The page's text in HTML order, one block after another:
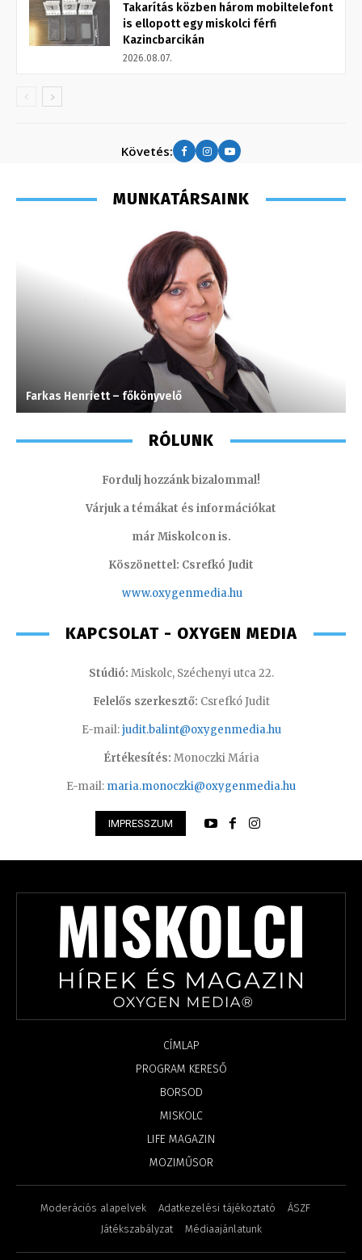
Takarítás közben három mobiltelefont
is ellopott egy miskolci férfi
Kazincbarcikán
2026.08.07.
Követés:
MUNKATÁRSAINK
Farkas Henriett – főkönyvelő
RÓLUNK
Fordulj hozzánk bizalommal!
Várjuk a témákat és információkat
már Miskolcon is.
Köszönettel: Csrefkó Judit
www.oxygenmedia.hu
KAPCSOLAT - OXYGEN MEDIA
Stúdió: Miskolc, Széchenyi utca 22.
Felelős szerkesztő: Csrefkó Judit
E-mail:judit.balint@oxygenmedia.hu
Értékesítés: Monoczki Mária
E-mail: maria.monoczki@oxygenmedia.hu
IMPRESSZUM
CÍMLAP
PROGRAM KERESŐ
BORSOD
MISKOLC
LIFE MAGAZIN
MOZIMŰSOR
Moderációs alapelvek Adatkezelési tájékoztató
ÁSZF
Játékszabályzat
Médiaajánlatunk